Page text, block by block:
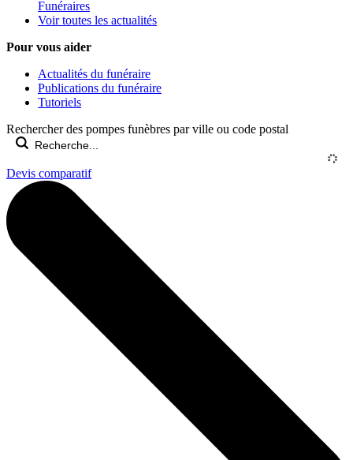
Funéraires
Voir toutes les actualités
Pour vous aider
Actualités du funéraire
Publications du funéraire
Tutoriels
Rechercher des pompes funèbres par ville ou code postal
Devis comparatif